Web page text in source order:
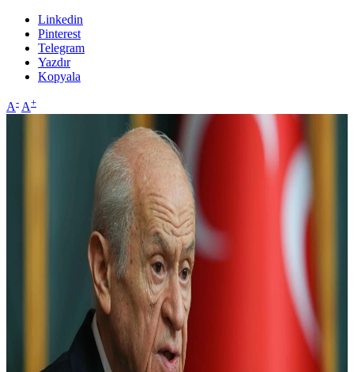
Linkedin
Pinterest
Telegram
Yazdır
Kopyala
A- A+